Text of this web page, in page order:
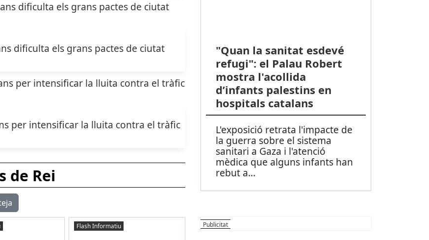
dificulta els grans pactes de ciutat
per intensificar la lluita contra el tràfic
de Rei
Flash Informatiu
"Quan la sanitat esdevé
refugi": el Palau Robert
mostra l'acollida
d’infants palestins en
hospitals catalans
L'exposició retrata l'impacte de
la guerra sobre el sistema
sanitari a Gaza i l'atenció
mèdica que alguns infants han
rebut a...